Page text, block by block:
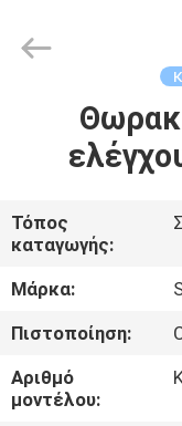
ΑΡΧΙΚΉ
ΣΕΛΊΔΑ
ΠΡΟΪΌΝΤΑ
ΒΊΝΤΕΟ
ΕΜΦΆΝΙΣΗ
VR
(Group)
Τόπος
καταγωγής:
Μάρκα:
Πιστοποίηση:
Αριθμό
μοντέλου: